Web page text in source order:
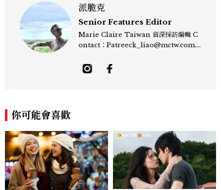
派脆克
Senior Features Editor
Marie Claire Taiwan 資深採訪編輯 C
ontact：Patreeck_liao@mctw.com.t
敏銳的觀察力與敘事能力，撰寫出兼具深度
與美感的專題內容，長期關注亞洲娛樂、人
力的跨平台敘事語言。認為好的內容不僅是
記錄時代，更是溫柔的行動——在每一段訪
談與每一篇文章裡，留下值得反覆回味的
光。
你可能會喜歡